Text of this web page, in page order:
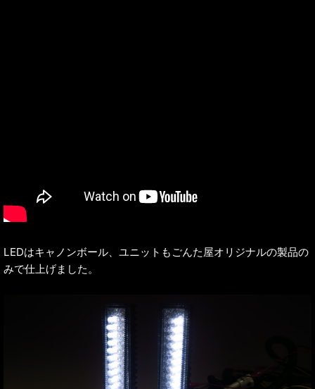
LEDはキャノンボール、ユニットもごんた屋オリジナルの製品の
みで仕上げました。